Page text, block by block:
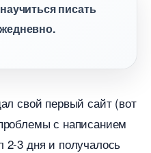
писать
свой первый сайт (вот
с написанием
2-3 дня и получалось